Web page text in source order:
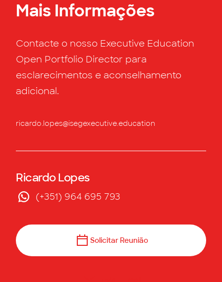
Mais Informações
Contacte o nosso Executive Education
Open Portfolio Director para
esclarecimentos e aconselhamento
adicional.
ricardo.lopes@isegexecutive.education
Ricardo Lopes
(+351) 964 695 793
Solicitar Reunião